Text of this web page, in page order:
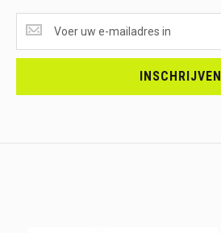
ONTVANGEN?
<br>SCHRIJF
INSCHRIJVEN